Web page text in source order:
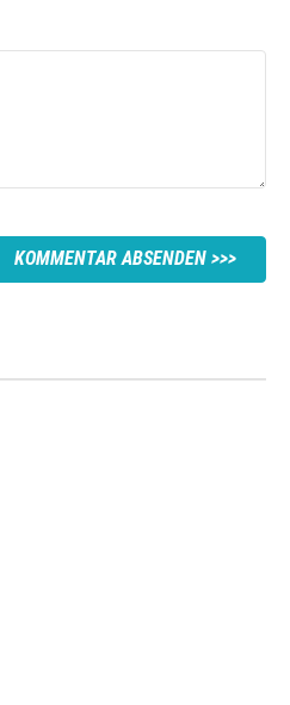
KOMMENTAR ABSENDEN